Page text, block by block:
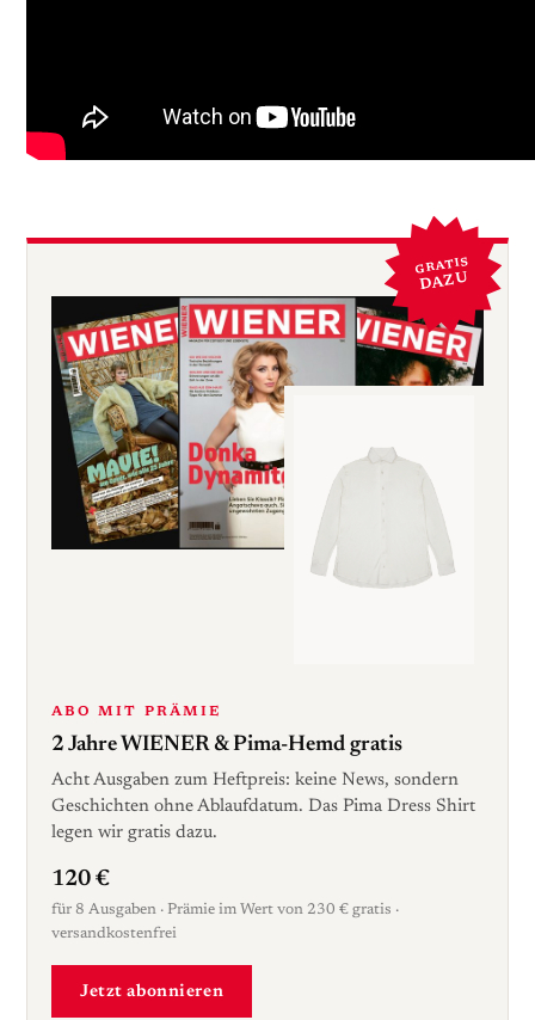
GRATIS
DAZU
ABO MIT PRÄMIE
2 Jahre WIENER & Pima-Hemd gratis
Acht Ausgaben zum Heftpreis: keine News, sondern
Geschichten ohne Ablaufdatum. Das Pima Dress Shirt
legen wir gratis dazu.
120 €
für 8 Ausgaben · Prämie im Wert von 230 € gratis ·
versandkostenfrei
Jetzt abonnieren